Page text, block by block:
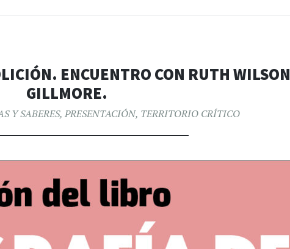
ENCUENTRO CON RUTH WILSON
GILLMORE.
Y SABERES, PRESENTACIÓN, TERRITORIO CRÍTICO